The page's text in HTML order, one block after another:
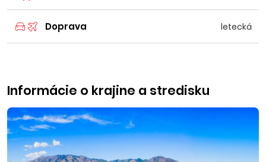
Doprava letecká
Informácie o krajine a stredisku